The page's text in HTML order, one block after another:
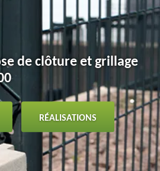
de clôture et grillage
RÉALISATIONS